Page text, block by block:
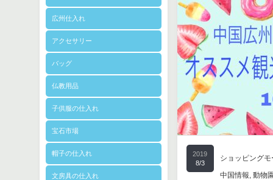
広州仕入れ
アクセサリー
バッグ
仏教用品
子供服の仕入れ
宝石市場
帽子の仕入れ
文房具の仕入れ
2019
8/3
ショッピングモ
中国情報, 動物